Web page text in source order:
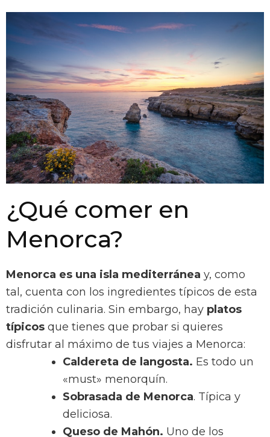
¿Qué comer en
Menorca?
Menorca es una isla mediterránea y, como
tal, cuenta con los ingredientes típicos de esta
tradición culinaria. Sin embargo, hay platos
típicos que tienes que probar si quieres
disfrutar al máximo de tus viajes a Menorca:
Caldereta de langosta. Es todo un
«must» menorquín.
Sobrasada de Menorca. Típica y
deliciosa.
Queso de Mahón. Uno de los